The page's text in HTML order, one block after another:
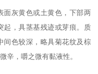
面灰黄色或土黄色，下部两
起，具茎基残迹或芽痕。质
间色较深，略具菊花纹及棕
辛，嚼之微有黏液性。